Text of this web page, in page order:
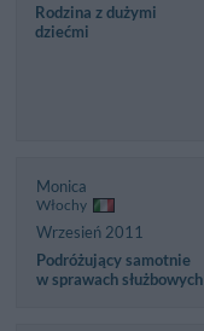
Rodzina z dużymi
dziećmi
Monica
Włochy
Wrzesień 2011
Podróżujący samotnie
w sprawach służbowych